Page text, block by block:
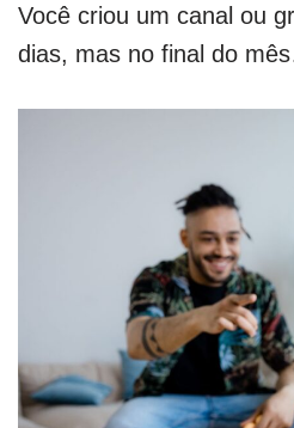
Você criou um canal ou
dias, mas no final do